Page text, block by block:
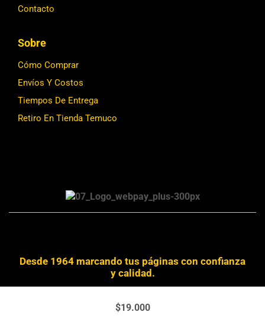
$19.000
Contacto
Sobre
Cómo Comprar
Envíos Y Costos
Tiempos De Entrega
Retiro En Tienda Temuco
Desde 1964 marcando tus páginas con confianza
y calidad.
Derechos Reservados © 2024 Librería Alemana